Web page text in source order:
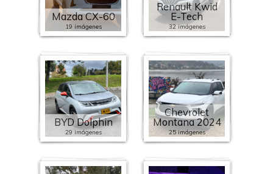
Mazda CX-60
19 imágenes
Renault Kwid
E-Tech
32 imágenes
BYD Dolphin
29 imágenes
Chevrolet
Montana 2024
25 imágenes